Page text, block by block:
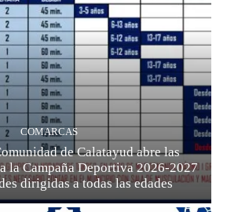
COMARCAS
de Calatayud abre las
la Campaña Deportiva 2026-2027
dirigidas a todas las edades